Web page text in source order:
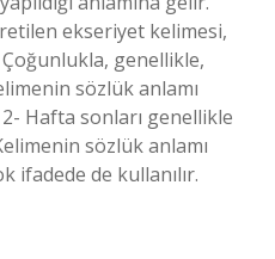
ekseriyet kelimesi,
Çoğunlukla, genellikle,
sözlük anlamı
Hafta sonları genellikle
sözlük anlamı
ifadede de kullanılır.